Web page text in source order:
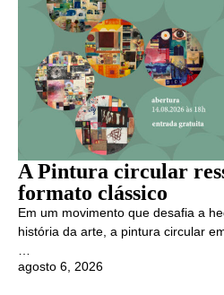
A Pintura circular
formato clássico
Em um movimento que desafia a
história da arte, a pintura circular
agosto 6, 2026